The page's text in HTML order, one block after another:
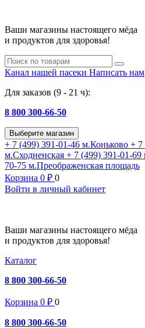
Ваши магазины настоящего мёда
и продуктов для здоровья!
Канал нашей пасеки Написать нам
Для заказов (9 - 21 ч):
8 800 300-66-50
Выберите магазин
+ 7 (499) 391-01-46 м.Коньково + 7
м.Сходненская + 7 (499) 391-01-69
70-75 м.Преображенская площадь
Корзина 0 ₽ 0
Войти в личный кабинет
Ваши магазины настоящего мёда
и продуктов для здоровья!
Каталог
8 800 300-66-50
Корзина 0 ₽ 0
8 800 300-66-50